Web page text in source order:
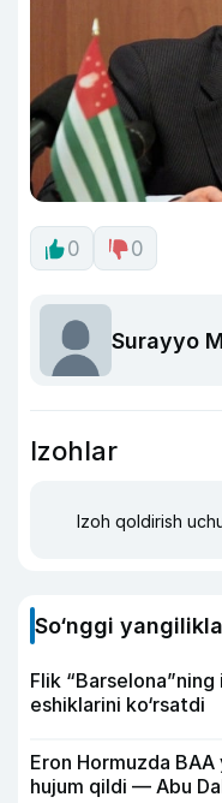
0 0
Surayyo
Izohlar
Izoh qoldirish
So‘nggi
Flik
eshiklarini ko‘rsatdi
Eron Hormuzda
hujum qildi — Abu